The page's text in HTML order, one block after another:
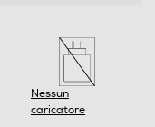
Nessun
caricatore